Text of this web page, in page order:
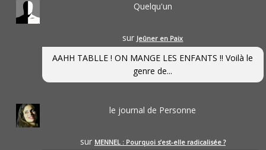
Quelqu'un
sur Jeûner en Paix
AAHH TABLLE ! ON MANGE LES ENFANTS !! Voilà le
genre de...
le journal de Personne
sur MENNEL : Pourquoi s’est-elle radicalisée ?